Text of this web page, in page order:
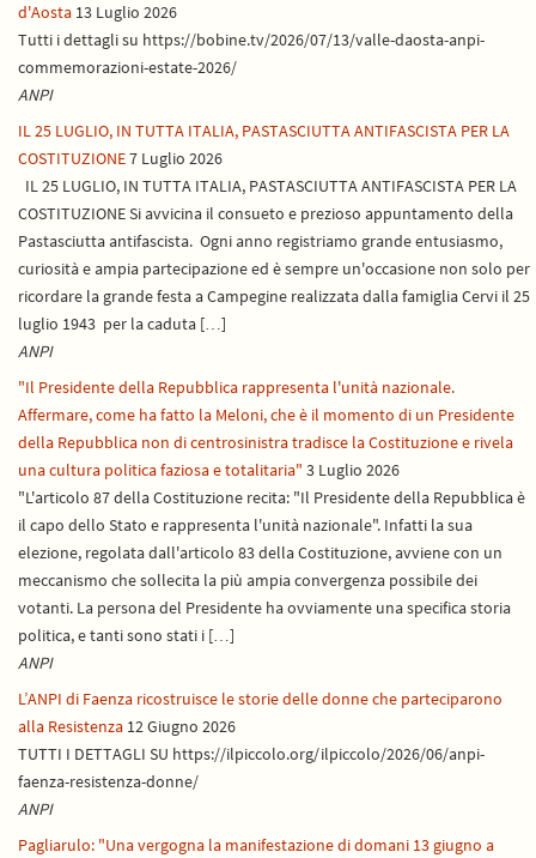
d'Aosta 13 Luglio 2026
Tutti i dettagli su https://bobine.tv/2026/07/13/valle-daosta-anpi-
commemorazioni-estate-2026/
ANPI
IL 25 LUGLIO, IN TUTTA ITALIA, PASTASCIUTTA ANTIFASCISTA PER LA
COSTITUZIONE7 Luglio 2026
IL 25 LUGLIO, IN TUTTA ITALIA, PASTASCIUTTA ANTIFASCISTA PER LA
COSTITUZIONE Si avvicina il consueto e prezioso appuntamento della
Pastasciutta antifascista. Ogni anno registriamo grande entusiasmo,
curiosità e ampia partecipazione ed è sempre un'occasione non solo per
ricordare la grande festa a Campegine realizzata dalla famiglia Cervi il 25
luglio 1943 per la caduta […]
ANPI
"Il Presidente della Repubblica rappresenta l'unità nazionale.
Affermare, come ha fatto la Meloni, che è il momento di un Presidente
della Repubblica non di centrosinistra tradisce la Costituzione e rivela
una cultura politica faziosa e totalitaria" 3 Luglio 2026
"L'articolo 87 della Costituzione recita: "Il Presidente della Repubblica è
il capo dello Stato e rappresenta l'unità nazionale". Infatti la sua
elezione, regolata dall'articolo 83 della Costituzione, avviene con un
meccanismo che sollecita la più ampia convergenza possibile dei
votanti. La persona del Presidente ha ovviamente una specifica storia
politica, e tanti sono stati i […]
ANPI
L’ANPI di Faenza ricostruisce le storie delle donne che parteciparono
alla Resistenza 12 Giugno 2026
TUTTI I DETTAGLI SU https://ilpiccolo.org/ilpiccolo/2026/06/anpi-
faenza-resistenza-donne/
ANPI
Pagliarulo: "Una vergogna la manifestazione di domani 13 giugno a